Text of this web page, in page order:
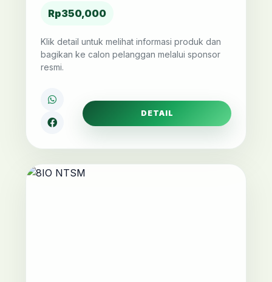
Rp350,000
Klik detail untuk melihat informasi produk dan
bagikan ke calon pelanggan melalui sponsor
resmi.
DETAIL